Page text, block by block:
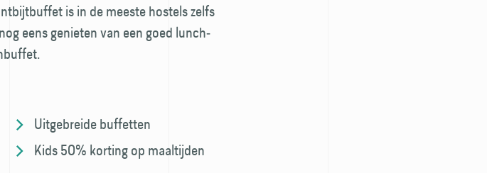
is in de meeste hostels zelfs
eens genieten van een goed lunch­
Uitgebreide buffetten
Kids 50% korting op maaltijden